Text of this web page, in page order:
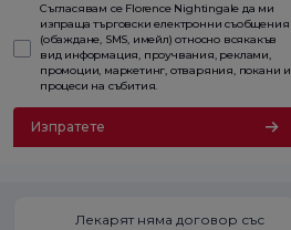
Съгласявам се Florence Nightingale да ми
изпраща търговски електронни съобщения
(обаждане, SMS, имейл) относно всякакъв
вид информация, проучвания, реклами,
промоции, маркетинг, отваряния, покани и
процеси на събития.
Изпратете
Лекарят няма договор със